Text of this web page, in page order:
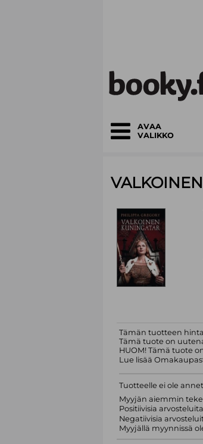
AVAA
VALIKKO
Tämän tuotteen
Tämä tuote on
HUOM! Tämä tuote
Lue lisää
Tuotteelle ei ole
Myyjän aiemmin
Positiivisia
Negatiivisia
Myyjällä myynnissä